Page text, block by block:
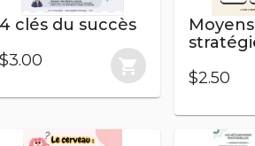
4 clés du succès
$3.00
shopping_cart
$2.50